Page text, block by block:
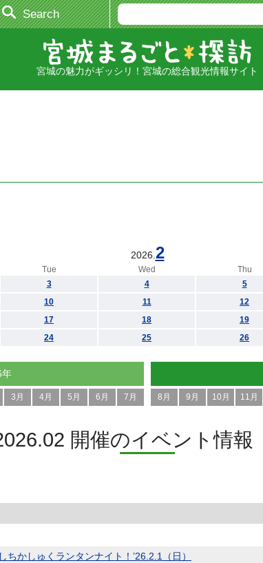
Search
宮城の魅力がギッシリ！宮城の総合観光情報サイト
2026. 2
Tue Wed Thu
3 4 5
10 11 12
17 18 19
24 25 26
年
3月 4月 5月 6月 7月 8月 9月 10月 11月
開催のイベント情報
かしゅくランタンナイト！’26.2.1（日）